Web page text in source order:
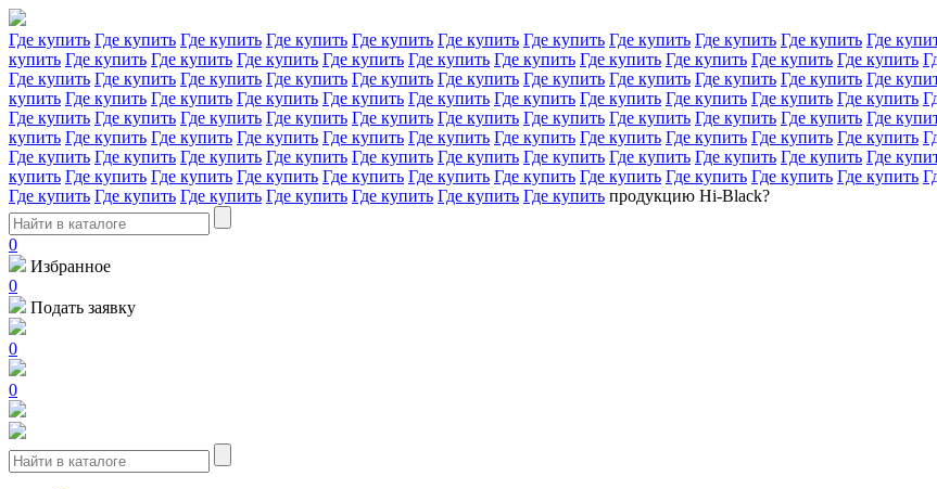
Где купить Где купить Где купить Где купить Где купить Где купить Где купить Где купить Где купить Где купить Где
купить Где купить Где купить Где купить Где купить Где купить Где купить Где купить Где купить Где купить Где купить
Где купить Где купить Где купить Где купить Где купить Где купить Где купить Где купить Где купить Где купить Где
купить Где купить Где купить Где купить Где купить Где купить Где купить Где купить Где купить Где купить Где купить
Где купить Где купить Где купить Где купить Где купить Где купить Где купить Где купить Где купить Где купить Где
купить Где купить Где купить Где купить Где купить Где купить Где купить Где купить Где купить Где купить Где купить
Где купить Где купить Где купить Где купить Где купить Где купить Где купить Где купить Где купить Где купить Где
купить Где купить Где купить Где купить Где купить Где купить Где купить Где купить Где купить Где купить Где купить
Где купить Где купить Где купить Где купить Где купить Где купить Где купить продукцию Hi-Black?
0
Избранное
0
Подать заявку
0
0